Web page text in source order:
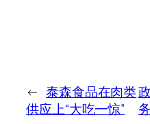
← 泰森食品在肉类
供应上“大吃一惊”